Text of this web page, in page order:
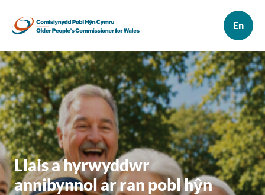
Llais a hyrwyddwr
annibynnol ar ran pobl hŷn